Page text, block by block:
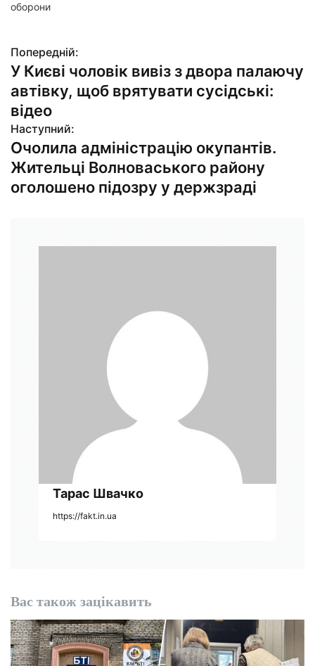
оборони
Н
а
в
і
г
а
Попередній:
У Києві чоловік вивіз з двора палаючу
автівку, щоб врятувати сусідські:
відео
Наступний:
Очолила адміністрацію окупантів.
Жительці Волноваського району
оголошено підозру у держзраді
Тарас Швачко
https://fakt.in.ua
Вас також зацікавить